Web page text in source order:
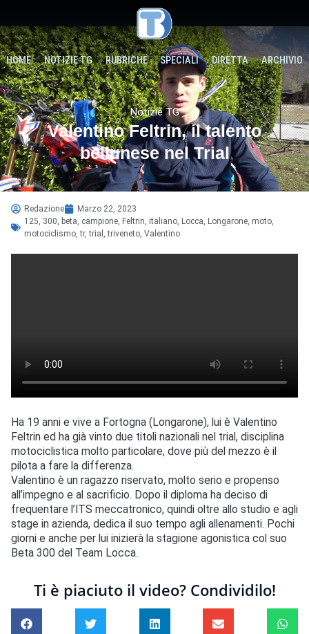
HOME NOTIZIE TG RUBRICHE SPECIALI DIRETTA ARCHIVIO
Notizie TG
Valentino Feltrin, il talento
bellunese nel Trial
Redazione
Marzo 22, 2023
125 300 beta campione Feltrin italiano Locca Longarone moto
motociclismo ,tr,trial ,triveneto Valentino
Ha 19 anni e vive a Fortogna (Longarone), lui è Valentino
Feltrin ed ha già vinto due titoli nazionali nel trial, disciplina
motociclistica molto particolare, dove più del mezzo è il
pilota a fare la differenza.
Valentino è un ragazzo riservato, molto serio e propenso
all’impegno e al sacrificio. Dopo il diploma ha deciso di
frequentare l’ITS meccatronico, quindi oltre allo studio e agli
stage in azienda, dedica il suo tempo agli allenamenti. Pochi
giorni e anche per lui inizierà la stagione agonistica col suo
Beta 300 del Team Locca.
Ti è piaciuto il video? Condividilo!